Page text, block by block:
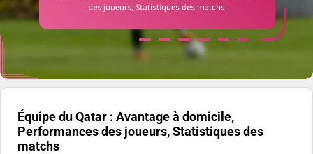
Équipe du Qatar : Avantage à domicile,
Performances des joueurs, Statistiques des
matchs